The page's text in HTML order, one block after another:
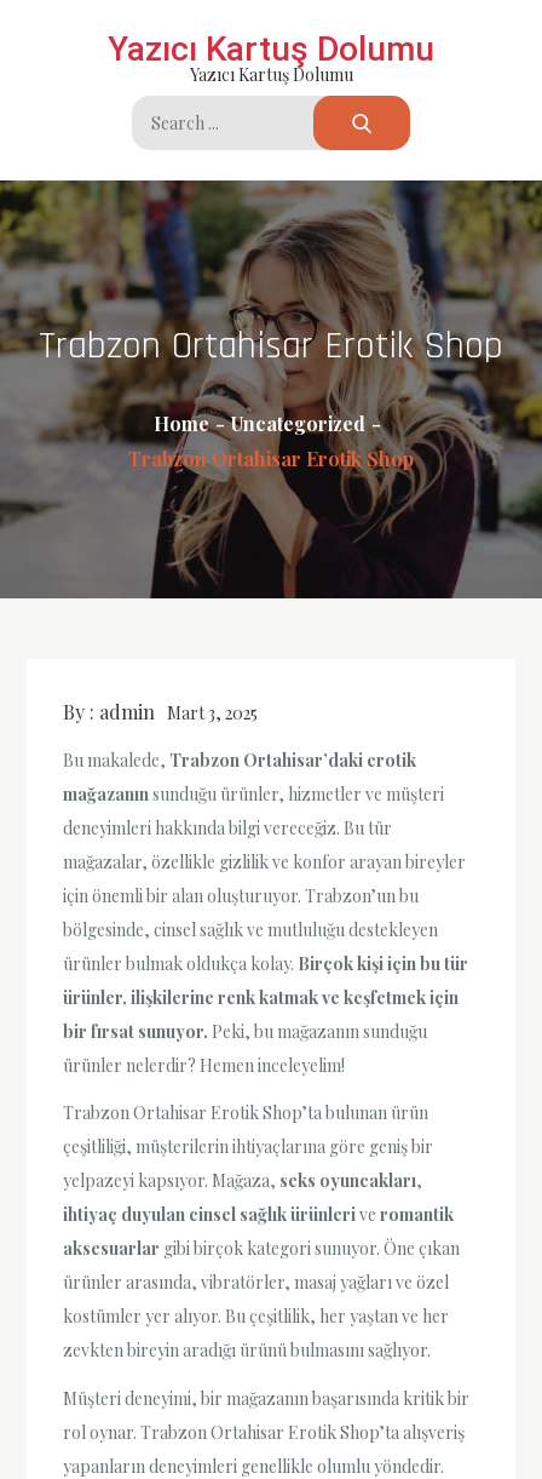
Yazıcı Kartuş Dolumu
Yazıcı Kartuş Dolumu
Search
for:
Trabzon Ortahisar Erotik Shop
Home
Uncategorized
Trabzon Ortahisar Erotik Shop
By : admin Mart 3, 2025
Bu makalede, Trabzon Ortahisar’daki erotik
mağazanınsunduğu ürünler, hizmetler ve müşteri
deneyimleri hakkında bilgi vereceğiz. Bu tür
mağazalar, özellikle gizlilik ve konfor arayan bireyler
için önemli bir alan oluşturuyor. Trabzon’un bu
bölgesinde, cinsel sağlık ve mutluluğu destekleyen
ürünler bulmak oldukça kolay. Birçok kişi için bu tür
ürünler, ilişkilerine renk katmak ve keşfetmek için
bir fırsat sunuyor. Peki, bu mağazanın sunduğu
ürünler nelerdir? Hemen inceleyelim!
Trabzon Ortahisar Erotik Shop’ta bulunan ürün
çeşitliliği, müşterilerin ihtiyaçlarına göre geniş bir
yelpazeyi kapsıyor. Mağaza, seks oyuncakları,
ihtiyaç duyulan cinsel sağlık ürünleriveromantik
aksesuarlar gibi birçok kategori sunuyor. Öne çıkan
ürünler arasında, vibratörler, masaj yağları ve özel
kostümler yer alıyor. Bu çeşitlilik, her yaştan ve her
zevkten bireyin aradığı ürünü bulmasını sağlıyor.
Müşteri deneyimi, bir mağazanın başarısında kritik bir
rol oynar. Trabzon Ortahisar Erotik Shop’ta alışveriş
yapanların deneyimleri genellikle olumlu yöndedir.